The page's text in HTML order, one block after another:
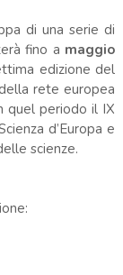
di una serie di
fino a maggio
edizione del
rete europea
quel periodo il IX
d’Europa e
scienze.